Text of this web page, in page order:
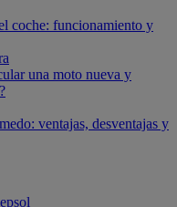
coche: funcionamiento y
una moto nueva y
ventajas, desventajas y